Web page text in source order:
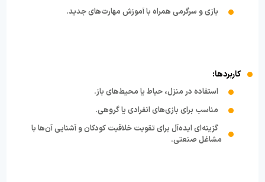
بازی و سرگرمی همراه با آموزش مهارت‌های جدید.
کاربردها:
استفاده در منزل، حیاط یا محیط‌های باز.
مناسب برای بازی‌های انفرادی یا گروهی.
گزینه‌ای ایده‌آل برای تقویت خلاقیت کودکان و آشنایی آن‌ها با
مشاغل صنعتی.